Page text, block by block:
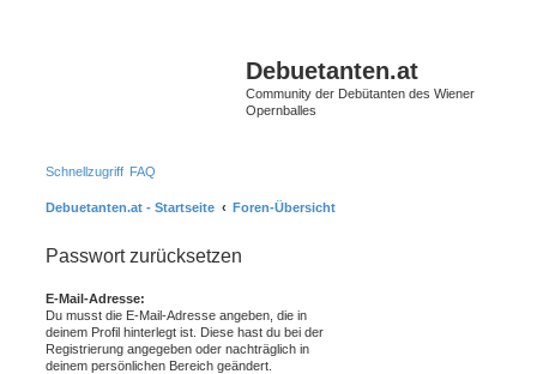
Debuetanten.at
Community der Debütanten des Wiener
Opernballes
Schnellzugriff FAQ
Debuetanten.at - Startseite Foren-Übersicht
Passwort zurücksetzen
E-Mail-Adresse:
Du musst die E-Mail-Adresse angeben, die in
deinem Profil hinterlegt ist. Diese hast du bei der
Registrierung angegeben oder nachträglich in
deinem persönlichen Bereich geändert.